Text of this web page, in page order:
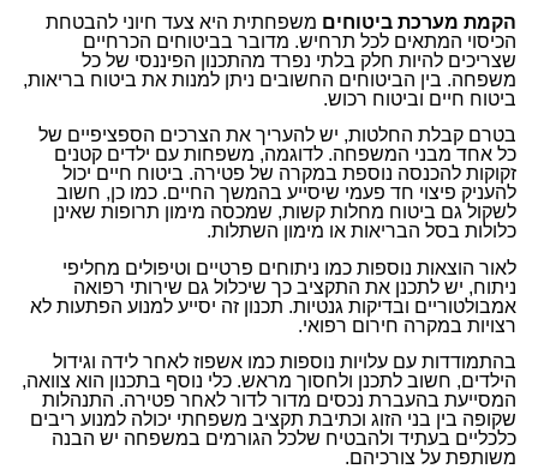
הקמת מערכת ביטוחים משפחתית היא צעד חיוני להבטחת
הכיסוי המתאים לכל תרחיש. מדובר בביטוחים הכרחיים
שצריכים להיות חלק בלתי נפרד מהתכנון הפיננסי של כל
משפחה. בין הביטוחים החשובים ניתן למנות את ביטוח בריאות,
ביטוח חיים וביטוח רכוש.
בטרם קבלת החלטות, יש להעריך את הצרכים הספציפיים של
כל אחד מבני המשפחה. לדוגמה, משפחות עם ילדים קטנים
זקוקות להכנסה נוספת במקרה של פטירה. ביטוח חיים יכול
להעניק פיצוי חד פעמי שיסייע בהמשך החיים. כמו כן, חשוב
לשקול גם ביטוח מחלות קשות, שמכסה מימון תרופות שאינן
כלולות בסל הבריאות או מימון השתלות.
לאור הוצאות נוספות כמו ניתוחים פרטיים וטיפולים מחליפי
ניתוח, יש לתכנן את התקציב כך שיכלול גם שירותי רפואה
אמבולטוריים ובדיקות גנטיות. תכנון זה יסייע למנוע הפתעות לא
רצויות במקרה חירום רפואי.
בהתמודדות עם עלויות נוספות כמו אשפוז לאחר לידה וגידול
הילדים, חשוב לתכנן ולחסוך מראש. כלי נוסף בתכנון הוא צוואה,
המסייעת בהעברת נכסים מדור לדור לאחר פטירה. התנהלות
שקופה בין בני הזוג וכתיבת תקציב משפחתי יכולה למנוע ריבים
כלכליים בעתיד ולהבטיח שלכל הגורמים במשפחה יש הבנה
משותפת על צורכיהם.